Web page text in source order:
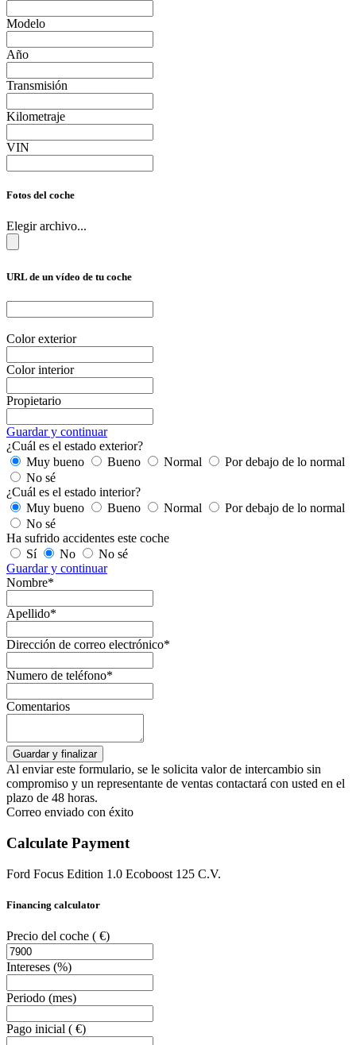
Modelo
Año
Transmisión
Kilometraje
VIN
Fotos del coche
Elegir archivo...
URL de un vídeo de tu coche
Color exterior
Color interior
Propietario
Guardar y continuar
¿Cuál es el estado exterior?
Muy bueno
Bueno Normal
Por debajo de lo normal
No sé
¿Cuál es el estado interior?
Muy bueno
Bueno Normal
Por debajo de lo normal
No sé
Ha sufrido accidentes este coche
Sí
No
No sé
Guardar y continuar
Nombre*
Apellido*
Dirección de correo electrónico*
Numero de teléfono*
Comentarios
Al enviar este formulario, se le solicita valor de intercambio sin
compromiso y un representante de ventas contactará con usted en el
plazo de 48 horas.
Correo enviado con éxito
Calculate Payment
Ford Focus Edition 1.0 Ecoboost 125 C.V.
Financing calculator
Precio del coche ( €)
Intereses (%)
Periodo (mes)
Pago inicial ( €)